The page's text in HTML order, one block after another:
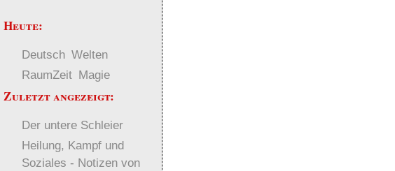
Heute:
Deutsch Welten
RaumZeit Magie
Zuletzt angezeigt:
Der untere Schleier
Heilung, Kampf und
Soziales - Notizen von